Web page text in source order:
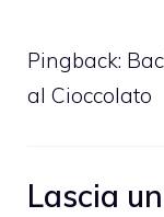
Pingback:
al Cioccolato
Lascia